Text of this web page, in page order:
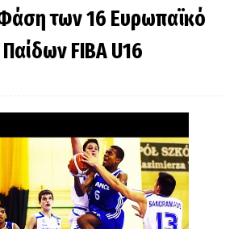
των 16 Ευρωπαϊκό
FIBA U16